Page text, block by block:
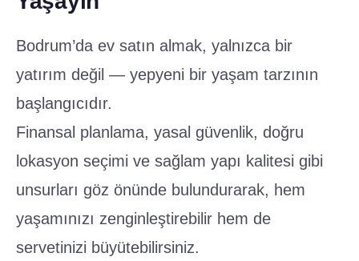
Bodrum’da ev satın almak, yalnızca bir
yatırım değil — yepyeni bir yaşam tarzının
başlangıcıdır.
Finansal planlama, yasal güvenlik, doğru
lokasyon seçimi ve sağlam yapı kalitesi gibi
unsurları göz önünde bulundurarak, hem
yaşamınızı zenginleştirebilir hem de
servetinizi büyütebilirsiniz.